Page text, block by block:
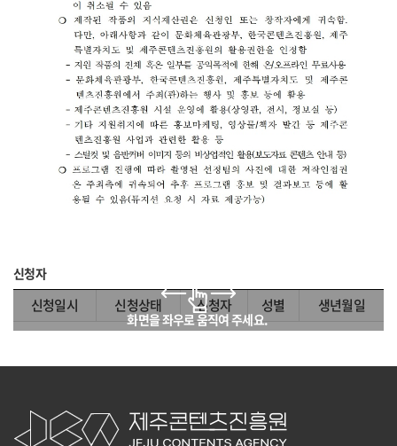
신청자
신청일시 신청상태 신청자 성별 생년월일